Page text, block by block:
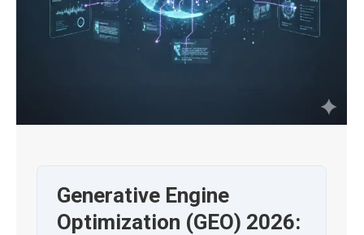
Generative Engine
Optimization (GEO) 2026: